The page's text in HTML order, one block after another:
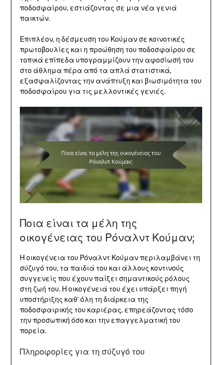
ποδοσφαίρου, εστιάζοντας σε μια νέα γενιά
παικτών.
Επιπλέον, η δέσμευση του Κούμαν σε κοινοτικές
πρωτοβουλίες και η προώθηση του ποδοσφαίρου σε
τοπικά επίπεδα υπογραμμίζουν την αφοσίωσή του
στο άθλημα πέρα από τα απλά στατιστικά,
εξασφαλίζοντας την ανάπτυξη και βιωσιμότητα του
ποδοσφαίρου για τις μελλοντικές γενιές.
Ποια είναι τα μέλη της
οικογένειας του Ρόναλντ Κούμαν;
Η οικογένεια του Ρόναλντ Κούμαν περιλαμβάνει τη
σύζυγό του, τα παιδιά του και άλλους κοντινούς
συγγενείς που έχουν παίξει σημαντικούς ρόλους
στη ζωή του. Η οικογένειά του έχει υπάρξει πηγή
υποστήριξης καθ’ όλη τη διάρκεια της
ποδοσφαιρικής του καριέρας, επηρεάζοντας τόσο
την προσωπική όσο και την επαγγελματική του
πορεία.
Πληροφορίες για τη σύζυγό του